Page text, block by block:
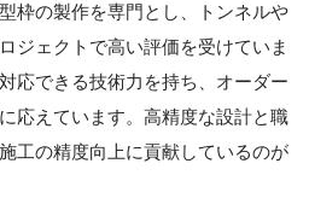
枠の製作を専門とし、トンネルや
ジェクトで高い評価を受けていま
応できる技術力を持ち、オーダー
応えています。高精度な設計と職
工の精度向上に貢献しているのが